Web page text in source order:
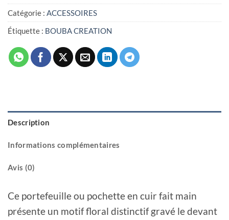
Catégorie : ACCESSOIRES
Étiquette : BOUBA CREATION
Description
Informations complémentaires
Avis (0)
Ce portefeuille ou pochette en cuir fait main
présente un motif floral distinctif gravé le devant